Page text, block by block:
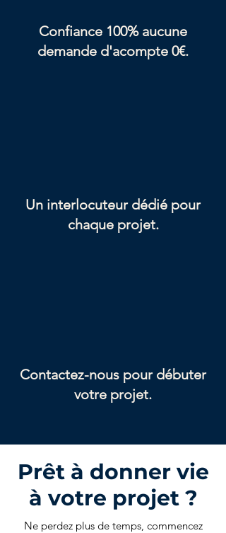
Confiance 100% aucune
demande d'acompte 0€.
Un interlocuteur dédié pour
chaque projet.
Contactez-nous pour débuter
votre projet.
Prêt à donner vie
à votre projet ?
Ne perdez plus de temps, commencez